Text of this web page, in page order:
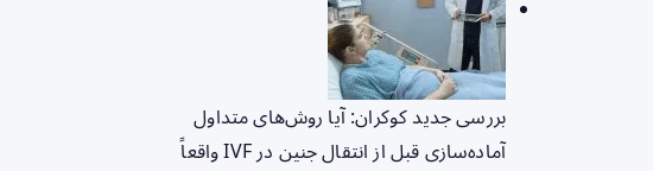
بررسی جدید کوکران: آیا روش‌های متداول
آماده‌سازی قبل از انتقال جنین در IVF واقعاً